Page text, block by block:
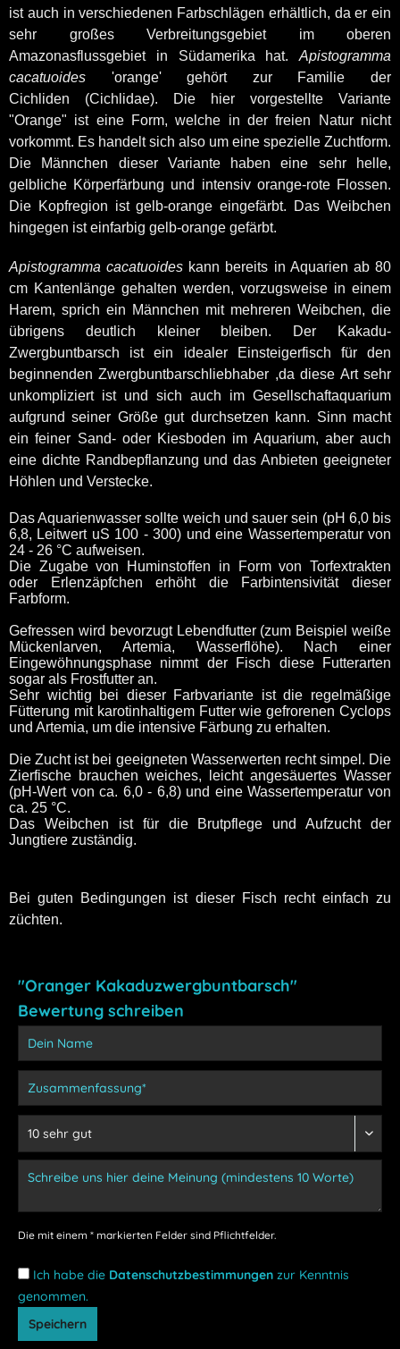
ist auch in verschiedenen Farbschlägen erhältlich, da er ein
sehr großes Verbreitungsgebiet im oberen
Amazonasflussgebiet in Südamerika hat. Apistogramma
cacatuoides 'orange' gehört zur Familie der
Cichliden (Cichlidae). Die hier vorgestellte Variante
"Orange" ist eine Form, welche in der freien Natur nicht
vorkommt. Es handelt sich also um eine spezielle Zuchtform.
Die Männchen dieser Variante haben eine sehr helle,
gelbliche Körperfärbung und intensiv orange-rote Flossen.
Die Kopfregion ist gelb-orange eingefärbt. Das Weibchen
hingegen ist einfarbig gelb-orange gefärbt.
Apistogramma cacatuoides kann bereits in Aquarien ab 80
cm Kantenlänge gehalten werden, vorzugsweise in einem
Harem, sprich ein Männchen mit mehreren Weibchen, die
übrigens deutlich kleiner bleiben. Der Kakadu-
Zwergbuntbarsch ist ein idealer Einsteigerfisch für den
beginnenden Zwergbuntbarschliebhaber ,da diese Art sehr
unkompliziert ist und sich auch im Gesellschaftaquarium
aufgrund seiner Größe gut durchsetzen kann. Sinn macht
ein feiner Sand- oder Kiesboden im Aquarium, aber auch
eine dichte Randbepflanzung und das Anbieten geeigneter
Höhlen und Verstecke.
Das Aquarienwasser sollte weich und sauer sein (pH 6,0 bis
6,8, Leitwert uS 100 - 300) und eine Wassertemperatur von
24 - 26 °C aufweisen.
Die Zugabe von Huminstoffen in Form von Torfextrakten
oder Erlenzäpfchen erhöht die Farbintensivität dieser
Farbform.
Gefressen wird bevorzugt Lebendfutter (zum Beispiel weiße
Mückenlarven, Artemia, Wasserflöhe). Nach einer
Eingewöhnungsphase nimmt der Fisch diese Futterarten
sogar als Frostfutter an.
Sehr wichtig bei dieser Farbvariante ist die regelmäßige
Fütterung mit karotinhaltigem Futter wie gefrorenen Cyclops
und Artemia, um die intensive Färbung zu erhalten.
Die Zucht ist bei geeigneten Wasserwerten recht simpel. Die
Zierfische brauchen weiches, leicht angesäuertes Wasser
(pH-Wert von ca. 6,0 - 6,8) und eine Wassertemperatur von
ca. 25 °C.
Das Weibchen ist für die Brutpflege und Aufzucht der
Jungtiere zuständig.
Bei guten Bedingungen ist dieser Fisch recht einfach zu
züchten.
"Oranger Kakaduzwergbuntbarsch"
Bewertung schreiben
Die mit einem * markierten Felder sind Pflichtfelder.
Ich habe die Datenschutzbestimmungen zur Kenntnis
genommen.
Speichern